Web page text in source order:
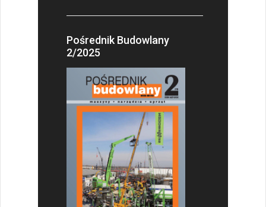
Pośrednik Budowlany
2/2025